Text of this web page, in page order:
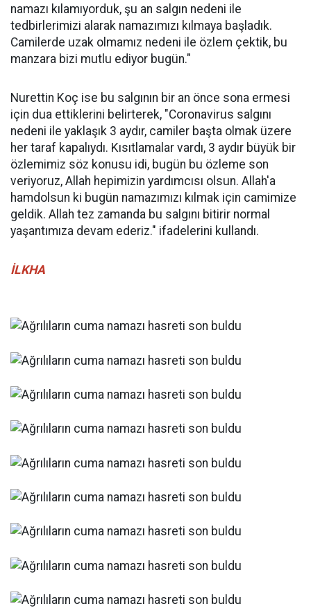
namazı kılamıyorduk, şu an salgın nedeni ile
tedbirlerimizi alarak namazımızı kılmaya başladık.
Camilerde uzak olmamız nedeni ile özlem çektik, bu
manzara bizi mutlu ediyor bugün."
Nurettin Koç ise bu salgının bir an önce sona ermesi
için dua ettiklerini belirterek, "Coronavirus salgını
nedeni ile yaklaşık 3 aydır, camiler başta olmak üzere
her taraf kapalıydı. Kısıtlamalar vardı, 3 aydır büyük bir
özlemimiz söz konusu idi, bugün bu özleme son
veriyoruz, Allah hepimizin yardımcısı olsun. Allah'a
hamdolsun ki bugün namazımızı kılmak için camimize
geldik. Allah tez zamanda bu salgını bitirir normal
yaşantımıza devam ederiz." ifadelerini kullandı.
İLKHA